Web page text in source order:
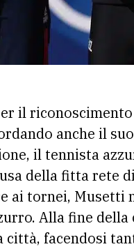
il
anche il
il tennista
della fitta rete
ai tornei, Musetti
Alla fine
città, facendosi